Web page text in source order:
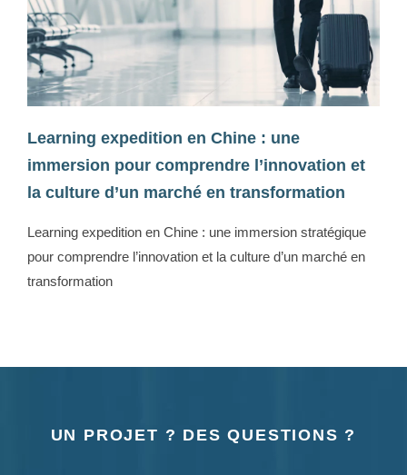
Learning expedition en Chine : une
immersion pour comprendre l’innovation et
la culture d’un marché en transformation
Learning expedition en Chine : une immersion stratégique
pour comprendre l’innovation et la culture d’un marché en
transformation
UN PROJET ? DES QUESTIONS ?